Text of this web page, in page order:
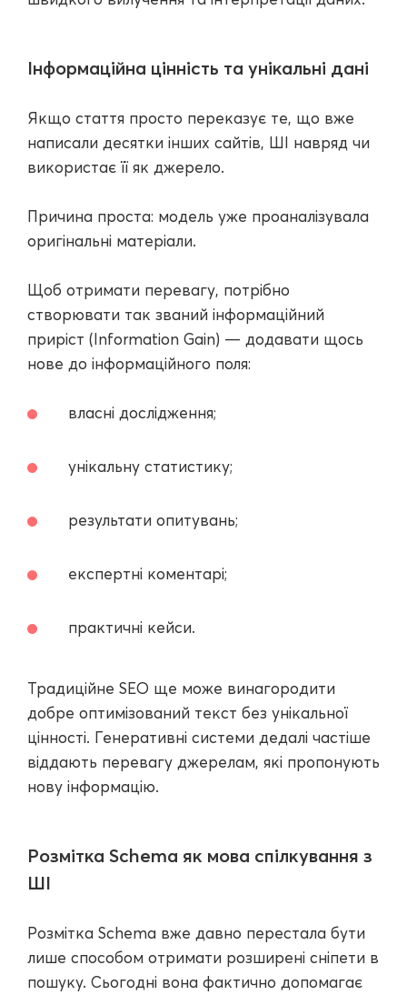
Інформаційна цінність та унікальні дані
Якщо стаття просто переказує те, що вже
написали десятки інших сайтів, ШІ навряд чи
використає її як джерело.
Причина проста: модель уже проаналізувала
оригінальні матеріали.
Щоб отримати перевагу, потрібно
створювати так званий інформаційний
приріст (Information Gain) — додавати щось
нове до інформаційного поля:
власні дослідження;
унікальну статистику;
результати опитувань;
експертні коментарі;
практичні кейси.
Традиційне SEO ще може винагородити
добре оптимізований текст без унікальної
цінності. Генеративні системи дедалі частіше
віддають перевагу джерелам, які пропонують
нову інформацію.
Розмітка Schema як мова спілкування з
ШІ
Розмітка Schema вже давно перестала бути
лише способом отримати розширені сніпети в
пошуку. Сьогодні вона фактично допомагає